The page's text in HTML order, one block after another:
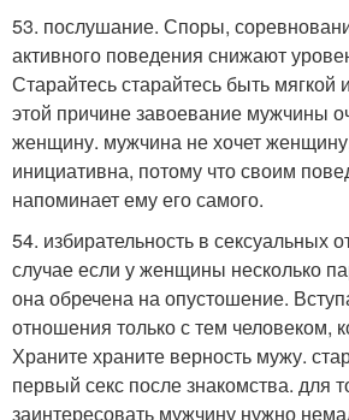
53. послушание. Споры,
активного поведения снижают
Старайтесь старайтесь быть мягкой
этой причине завоевание мужчины
женщину. мужчина не хочет
инициативна, потому что своим
напоминает ему его самого.
54. избирательность в сексуальных
случае если у женщины несколько
она обречена на опустошение.
отношения только с тем человеком,
Храните храните верность мужу.
первый секс после знакомства. для
заинтересовать мужчину нужно